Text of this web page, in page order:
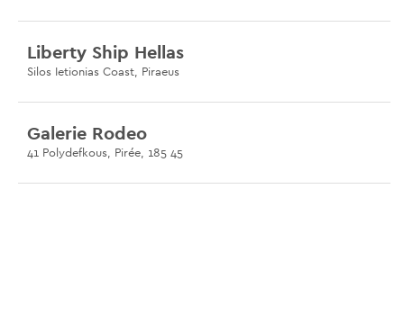
Liberty Ship Hellas
Silos Ietionias Coast, Piraeus
Galerie Rodeo
41 Polydefkous, Pirée, 185 45